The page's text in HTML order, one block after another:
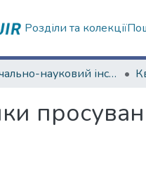
Розділи та колекції
Навчально-науковий інститут соціології та медіакомунікацій